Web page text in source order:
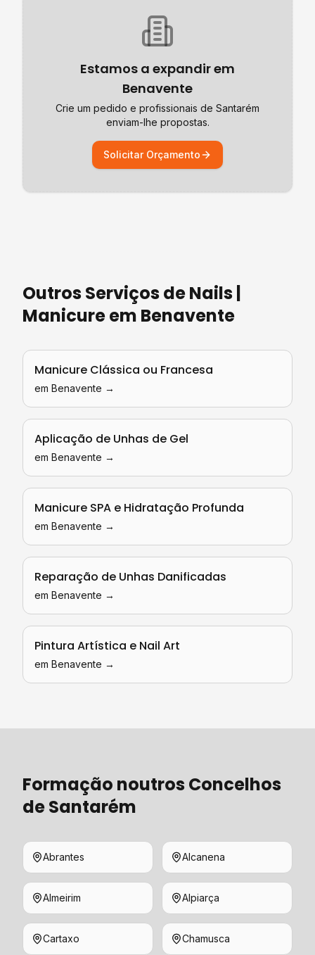
Estamos a expandir em
Benavente
Crie um pedido e profissionais de Santarém
enviam-lhe propostas.
Solicitar Orçamento
Outros Serviços deNails |
Manicureem Benavente
Manicure Clássica ou Francesa
em Benavente →
Aplicação de Unhas de Gel
em Benavente →
Manicure SPA e Hidratação Profunda
em Benavente →
Reparação de Unhas Danificadas
em Benavente →
Pintura Artística e Nail Art
em Benavente →
Formação noutros Concelhos
deSantarém
Abrantes Alcanena
Almeirim Alpiarça
Cartaxo Chamusca